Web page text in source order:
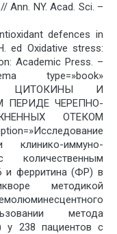
Ann. NY. Acad. Sci. –
defences in
ed Oxidative stress:
Academic Press. –
type=»book»
ЦИТОКИНЫ И
ПЕРИДЕ ЧЕРЕПНО-
ОТЕКОМ
клинико-иммуно-
количественным
и ферритина (ФР) в
методикой
метода
у 238 пациентов с